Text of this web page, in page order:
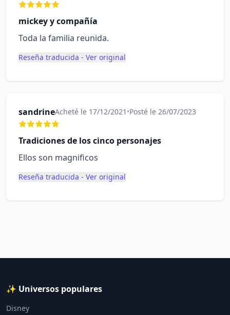
mickey y compañía
Toda la familia reunida.
Reseña traducida - Ver original
sandrineAcheté le 17/12/2021 •Posté le 26/07/2023
Tradiciones de los cinco personajes
Ellos son magnificos
Reseña traducida - Ver original
✨ Universos populares
Disney